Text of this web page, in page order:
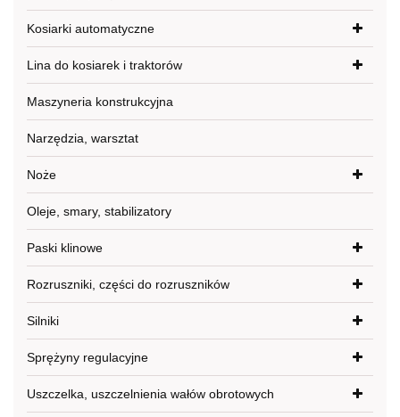
Kosiarki automatyczne
Lina do kosiarek i traktorów
Maszyneria konstrukcyjna
Narzędzia, warsztat
Noże
Oleje, smary, stabilizatory
Paski klinowe
Rozruszniki, części do rozruszników
Silniki
Sprężyny regulacyjne
Uszczelka, uszczelnienia wałów obrotowych